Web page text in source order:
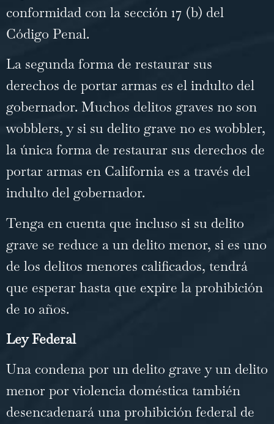
conformidad con la sección 17 (b) del
Código Penal.
La segunda forma de restaurar sus
derechos de portar armas es el indulto del
gobernador. Muchos delitos graves no son
wobblers, y si su delito grave no es wobbler,
la única forma de restaurar sus derechos de
portar armas en California es a través del
indulto del gobernador.
Tenga en cuenta que incluso si su delito
grave se reduce a un delito menor, si es uno
de los delitos menores calificados, tendrá
que esperar hasta que expire la prohibición
de 10 años.
Ley Federal
Una condena por un delito grave y un delito
menor por violencia doméstica también
desencadenará una prohibición federal de